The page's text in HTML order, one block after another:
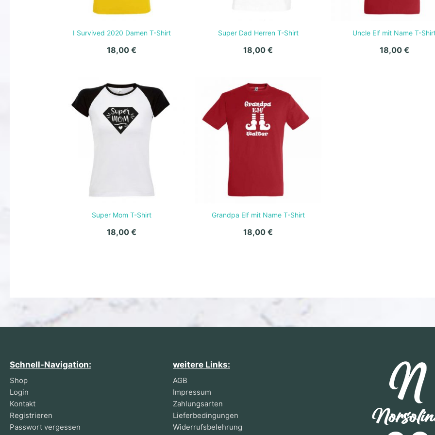
I Survived 2020 Damen T-Shirt
18,00€
Super Dad Herren T-Shirt
18,00 €
Uncle Elf mit Name T-
18,00 €
Super Mom T-Shirt
18,00€
Grandpa Elf mit Name T-Shirt
18,00 €
Schnell-Navigation:
Shop
Login
Kontakt
Registrieren
Passwort vergessen
weitere Links:
AGB
Impressum
Zahlungsarten
Lieferbedingungen
Widerrufsbelehrung